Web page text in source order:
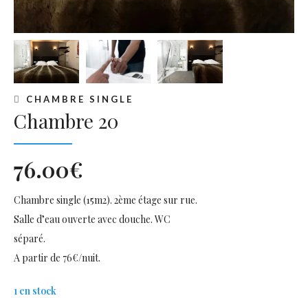
CHAMBRE SINGLE
Chambre 20
76.00€
Chambre single (15m2). 2ème étage sur rue.
Salle d’eau ouverte avec douche. WC
séparé.
A partir de 76€/nuit.
1 en stock